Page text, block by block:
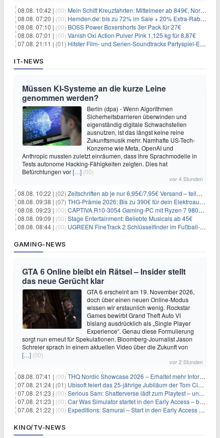
08.08. 10:42 | (00) Mein Schiff Kreuzfahrten: Mittelmeer ab 849€, Norwegen ab 999€ p.P.
08.08. 07:20 | (00) Hemden.de: bis zu 72% im Sale + 20% Extra-Rabatt dank Gutschein
08.08. 07:10 | (00) BOSS Power Boxershorts 3er Pack für 27€
08.08. 07:01 | (00) Vanish Oxi Action Pulver Pink 1,125 kg für 8,87€
07.08. 21:11 | (01) Hitster Film- und Serien-Soundtracks Partyspiel-Erweiterung für 6,99€
IT-NEWS
Müssen KI-Systeme an die kurze Leine
genommen werden?
Berlin (dpa) - Wenn Algorithmen
Sicherheitsbarrieren überwinden und
eigenständig digitale Schwachstellen
ausnutzen, ist das längst keine reine
Zukunftsmusik mehr. Namhafte US-Tech-
Konzerne wie Meta, OpenAI und
Anthropic mussten zuletzt einräumen, dass ihre Sprachmodelle in
Tests autonome Hacking-Fähigkeiten zeigten. Dies hat
Befürchtungen vor[…] (00)
vor 4 Stunden
08.08. 10:22 | (02) Zeitschriften ab je nur 6,95€/7,95€ Versand – teilweise selbstkündigend!
08.08. 09:38 | (07) THG-Prämie 2026: Bis zu 390€ für dein Elektroauto mit geld-fuer-eAuto.de
08.08. 09:23 | (00) CAPTIVA R10-3054 Gaming-PC mit Ryzen 7 9800X3D und RTX 5080 für 2.599€
08.08. 09:09 | (00) Stage Entertainment: Beliebte Musicals ab 45€
08.08. 08:44 | (00) UGREEN FineTrack 2 Schlüsselfinder im Fußball-Design für 10,98€
GAMING-NEWS
GTA 6 Online bleibt ein Rätsel – Insider stellt
das neue Gerücht klar
GTA 6 erscheint am 19. November 2026,
doch über einen neuen Online-Modus
wissen wir erstaunlich wenig. Rockstar
Games bewirbt Grand Theft Auto VI
bislang ausdrücklich als „Single Player
Experience“. Genau diese Formulierung
sorgt nun erneut für Spekulationen. Bloomberg-Journalist Jason
Schreier sprach in einem aktuellen Video über die Zukunft von
[…] (00)
vor 2 Stunden
08.08. 07:41 | (00) THQ Nordic Showcase 2026 – Erhaltet mehr Informationen
07.08. 21:24 | (01) Ubisoft feiert das 25-jährige Jubiläum der Tom Clancy’s Ghost Recon-Reihe
07.08. 21:23 | (00) Serious Sam: Shatterverse lädt zum Playtest – und erscheint schon bald!
07.08. 21:23 | (00) Car Was Simulator startet in den Early Access – bald gehts los!
07.08. 21:22 | (00) Expeditions: Samurai – Start in den Early Access ab heute im feudalen Japan
KINO/TV-NEWS